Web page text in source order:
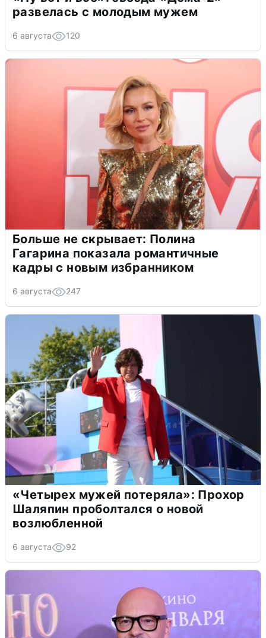
развелась с молодым мужем
6 августа 120
Больше не скрывает: Полина
Гагарина показала романтичные
кадры с новым избранником
6 августа 247
«Четырех мужей потеряла»: Прохор
Шаляпин проболтался о новой
возлюбленной
6 августа 92